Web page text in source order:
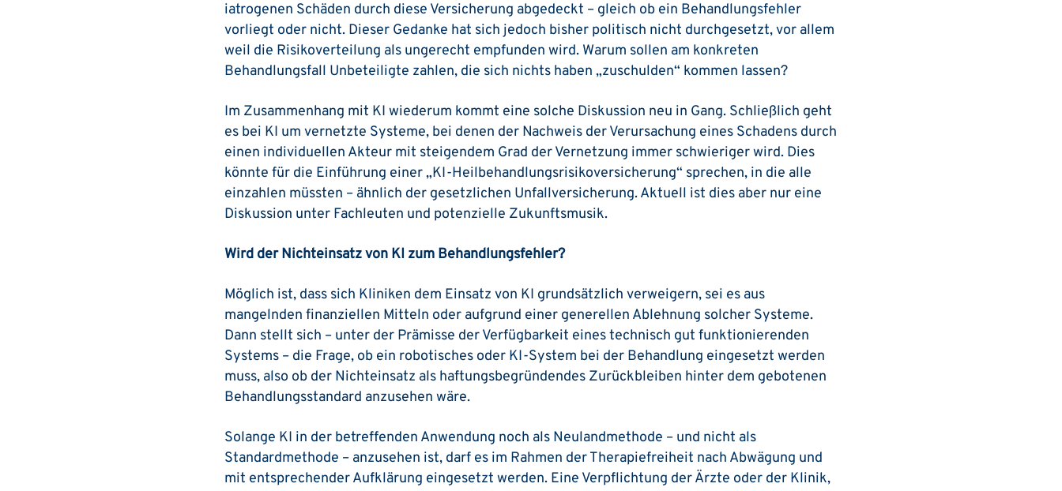
iatrogenen Schäden durch diese Versicherung abgedeckt – gleich ob ein Behandlungsfehler
vorliegt oder nicht. Dieser Gedanke hat sich jedoch bisher politisch nicht durchgesetzt, vor allem
weil die Risikoverteilung als ungerecht empfunden wird. Warum sollen am ­konkreten
Behandlungsfall Unbeteiligte zahlen, die sich nichts haben „zuschulden“ kommen lassen?
Im Zusammenhang mit KI wiederum kommt eine solche Diskussion neu in Gang. Schließlich geht
es bei KI um vernetzte Systeme, bei denen der Nachweis der Verursachung eines Schadens durch
einen individuellen Akteur mit steigendem Grad der Vernetzung immer schwieriger wird. Dies
könnte für die Einführung einer „KI-Heilbehandlungsrisikoversicherung“ sprechen, in die alle
einzahlen müssten – ähnlich der gesetzlichen Unfallversicherung. Aktuell ist dies aber nur eine
Diskussion unter Fachleuten und potenzielle Zukunftsmusik.
Wird der Nichteinsatz von KI zum Behandlungsfehler?
Möglich ist, dass sich Kliniken dem Einsatz von KI grundsätzlich verweigern, sei es aus
mangelnden finanziellen Mitteln oder aufgrund einer generellen Ablehnung solcher Systeme.
Dann stellt sich – unter der Prämisse der Verfügbarkeit eines technisch gut funktionierenden
Systems – die Frage, ob ein robotisches oder KI-System bei der Behandlung eingesetzt werden
muss, ­also ob der Nichteinsatz als haftungsbegründendes Zurückbleiben hinter dem gebotenen
Behandlungsstandard anzusehen wäre.
Solange KI in der betreffenden Anwendung noch als Neulandmethode – und nicht als
Standardmethode – anzusehen ist, darf es im Rahmen der Therapiefreiheit nach Abwägung und
mit entsprechender Aufklärung eingesetzt werden. Eine Verpflichtung der Ärzte oder der Klinik,